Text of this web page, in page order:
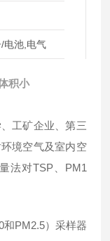
电池,电气
积小
工矿企业、第三
境空气及室内空
法对TSP、PM1
和PM2.5）采样器